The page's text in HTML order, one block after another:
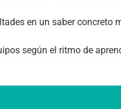
en un saber concreto
según el ritmo de